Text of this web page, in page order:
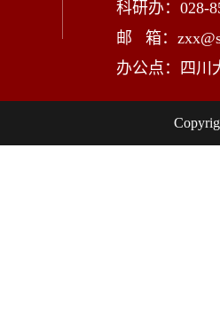
科研办：028-
邮 箱：
办公点：四川